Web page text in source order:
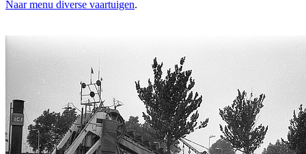
Naar menu diverse vaartuigen.